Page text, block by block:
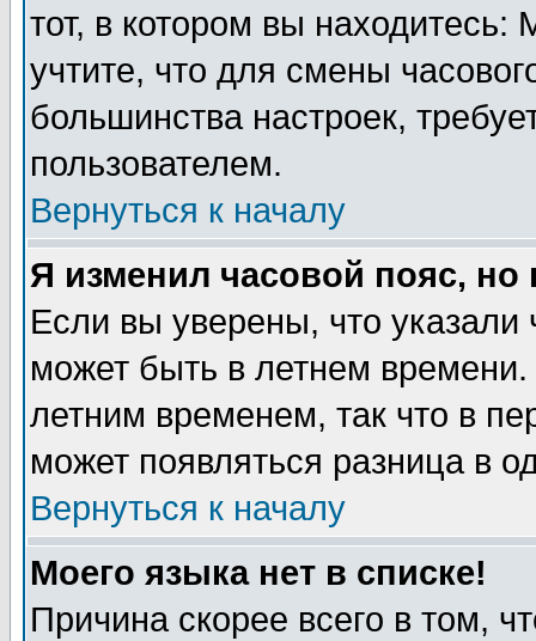
тот, в котором вы
учтите, что для смены
большинства настроек,
пользователем.
Вернуться к началу
Я изменил часовой пояс,
Если вы уверены, что указали
может быть в летнем
летним временем, так что в
может появляться разница в
Вернуться к началу
Моего языка нет в списке!
Причина скорее всего в том,